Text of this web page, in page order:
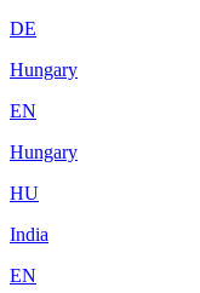
DE
Hungary
EN
Hungary
HU
India
EN